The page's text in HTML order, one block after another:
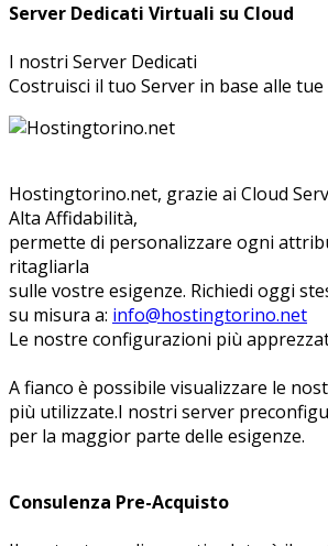
Server Dedicati Virtuali su Cloud
I nostri Server Dedicati
Costruisci il tuo Server in base alle tue
Hostingtorino.net, grazie ai Cloud
Alta Affidabilità,
permette di personalizzare ogni
ritagliarla
sulle vostre esigenze. Richiedi oggi
su misura a: info@hostingtorino.net
Le nostre configurazioni più
A fianco è possibile visualizzare le
più utilizzate.I nostri server
per la maggior parte delle esigenze.
Consulenza Pre-Acquisto